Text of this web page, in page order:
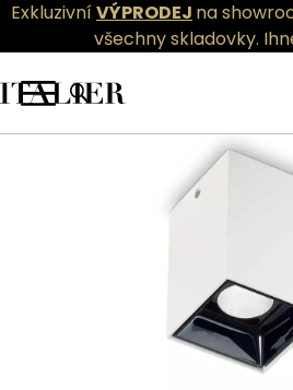
ExkluzivníVÝPRODEJ na
všechny skladovky.